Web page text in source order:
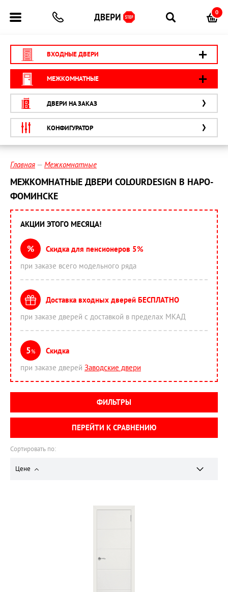
0
ВХОДНЫЕ ДВЕРИ
МЕЖКОМНАТНЫЕ
ДВЕРИ НА ЗАКАЗ
КОНФИГУРАТОР
Главная Межкомнатные
МЕЖКОМНАТНЫЕ ДВЕРИ COLOURDESIGN В НАРО-
ФОМИНСКЕ
Сортировать по:
Цене
АКЦИИ ЭТОГО МЕСЯЦА!
%
Скидка для пенсионеров 5%
при заказе всего модельного ряда
Доставка входных дверей БЕСПЛАТНО
при заказе дверей с доставкой в пределах МКАД
5%
Скидка
при заказе дверей Заводские двери
ФИЛЬТРЫ
ПЕРЕЙТИ К СРАВНЕНИЮ